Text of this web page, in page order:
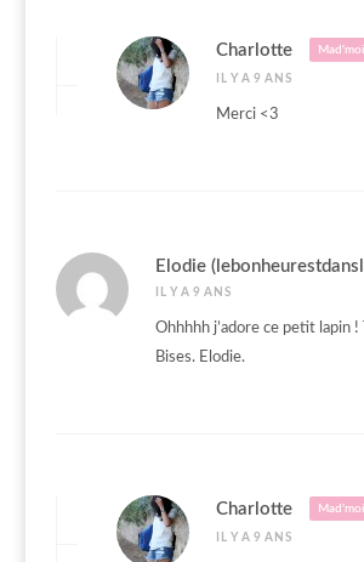
Charlotte
IL Y A 9 ANS
Merci <3
Elodie
IL Y A 9 ANS
Ohhhhh j’adore ce petit lapin !
Bises. Elodie.
Charlotte
IL Y A 9 ANS